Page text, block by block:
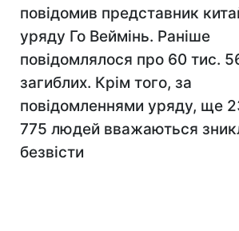
повідомив представник
уряду Го Веймінь. Раніше
повідомлялося про 60 тис.
загиблих. Крім того, за
повідомленнями уряду, ще
775 людей вважаються
безвісти